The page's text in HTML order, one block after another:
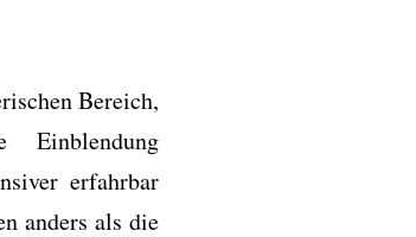
Bereich,
erfahrbar
anders als die